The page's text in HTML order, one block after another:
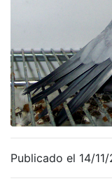
Publicado el 14/